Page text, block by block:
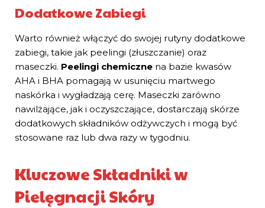
Dodatkowe Zabiegi
Warto również włączyć do swojej rutyny dodatkowe
zabiegi, takie jak peelingi (złuszczanie) oraz
maseczki. Peelingi chemiczne na bazie kwasów
AHA i BHA pomagają w usunięciu martwego
naskórka i wygładzają cerę. Maseczki zarówno
nawilżające, jak i oczyszczające, dostarczają skórze
dodatkowych składników odżywczych i mogą być
stosowane raz lub dwa razy w tygodniu.
Kluczowe Składniki w
Pielęgnacji Skóry